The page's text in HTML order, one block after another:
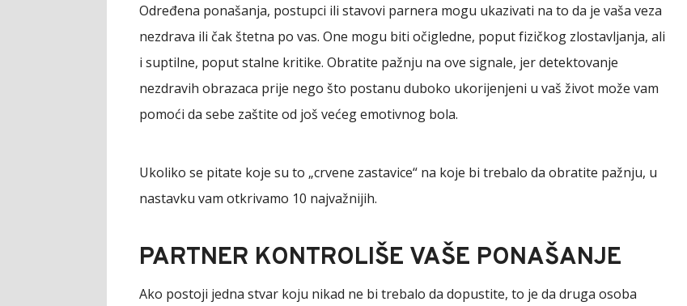
Određena ponašanja, postupci ili stavovi parnera mogu ukazivati na to da je vaša veza
nezdrava ili čak štetna po vas. One mogu biti očigledne, poput fizičkog zlostavljanja, ali
i suptilne, poput stalne kritike. Obratite pažnju na ove signale, jer detektovanje
nezdravih obrazaca prije nego što postanu duboko ukorijenjeni u vaš život može vam
pomoći da sebe zaštite od još većeg emotivnog bola.
Ukoliko se pitate koje su to „crvene zastavice“ na koje bi trebalo da obratite pažnju, u
nastavku vam otkrivamo 10 najvažnijih.
PARTNER KONTROLIŠE VAŠE PONAŠANJE
Ako postoji jedna stvar koju nikad ne bi trebalo da dopustite, to je da druga osoba